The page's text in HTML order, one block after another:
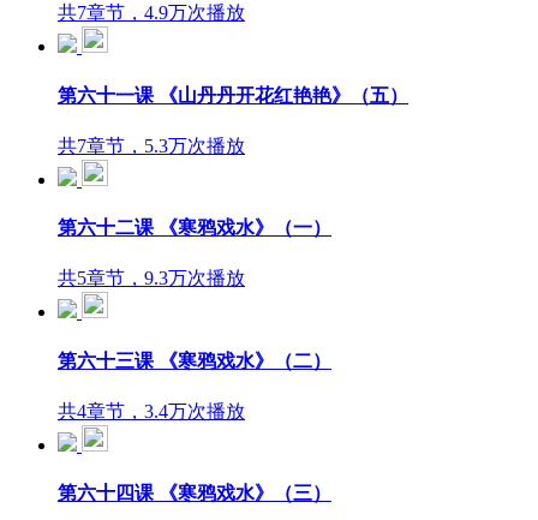
共7章节，4.9万次播放
第六十一课 《山丹丹开花红艳艳》（五）
共7章节，5.3万次播放
第六十二课 《寒鸦戏水》（一）
共5章节，9.3万次播放
第六十三课 《寒鸦戏水》（二）
共4章节，3.4万次播放
第六十四课 《寒鸦戏水》（三）